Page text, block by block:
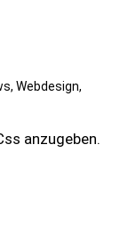
,Webdesign,
anzugeben.